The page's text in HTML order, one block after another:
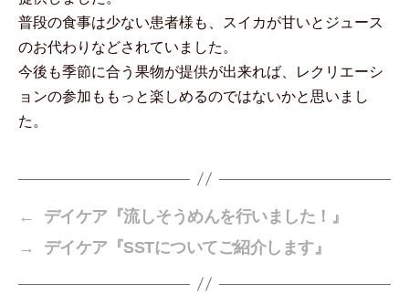
普段の食事は少ない患者様も、スイカが甘いとジュース
のお代わりなどされていました。
今後も季節に合う果物が提供が出来れば、レクリエーシ
ョンの参加ももっと楽しめるのではないかと思いまし
た。
←
デイケア『流しそうめんを行いました！』
→
デイケア『SSTについてご紹介します』